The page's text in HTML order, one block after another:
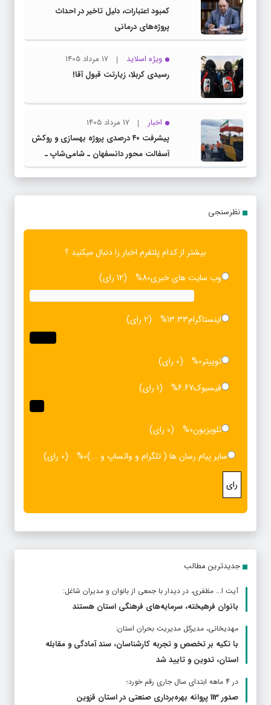
کمبود اعتبارات، دلیل تاخیر در احداث
پروژه‌های درمانی
ویژه اسلاید
17 مرداد 1405
رسیدی کربلا، زیارتت قبول آقا!
اخبار
17 مرداد 1405
پیشرفت ۴۰ درصدی پروژه بهسازی و روکش
آسفالت محور دانسفهان ـ شامی‌شاپ ـ
ضیاآباد
نظرسنجی
بیشتر از کدام پلتفرم اخبار را دنبال میکنید ؟
وب سایت های خبری80% (12 رای)
اینستاگرام13.33% (2 رای)
توییتر0%
(0 رای)
فیسبوک6.67% (1 رای)
تلویزیون0%
(0 رای)
سایر پیام رسان ها ( تلگرام و واتساپ و ...)0% (0 رای)
رای
جدیدترین مطالب
آیت ا... مظفری، در دیدار با جمعی از بانوان و مدیران شاغل:
بانوان فرهیخته، سرمایه‌های فرهنگی استان هستند
مهدیخانی، مدیرکل مدیریت بحران استان:
با تکیه بر تخصص و تجربه کارشناسان، سند آمادگی و مقابله
استان، تدوین و تایید شد
در 4 ماهه ابتدای سال جاری رقم خورد؛
صدور 113 پروانه بهره‌برداری صنعتی در استان قزوین